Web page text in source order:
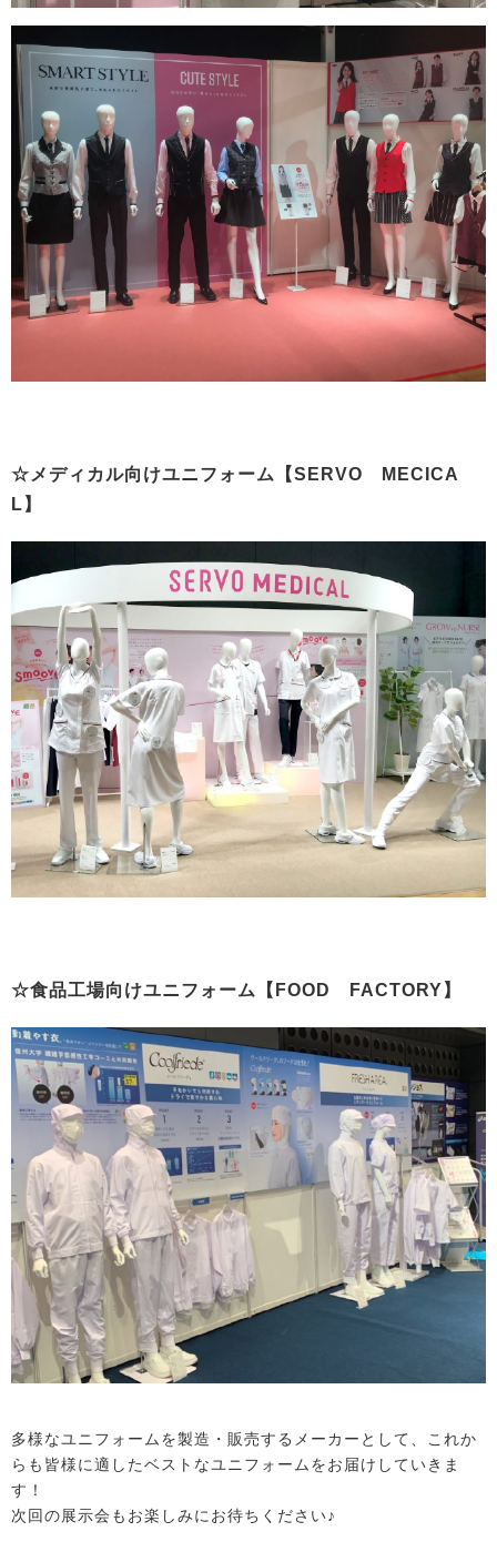
☆メディカル向けユニフォーム【SERVO MECICA
L】
☆食品工場向けユニフォーム【FOOD FACTORY】
多様なユニフォームを製造・販売するメーカーとして、これか
らも皆様に適したベストなユニフォームをお届けしていきま
す！
次回の展示会もお楽しみにお待ちください♪